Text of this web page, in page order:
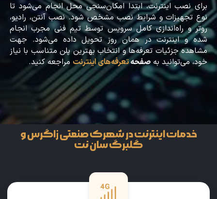
برای نصب اینترنت، ابتدا امکان‌سنجی محل انجام می‌شود تا
نوع تجهیزات و شرایط نصب مشخص شود. نصب آنتن، رادیو،
روتر و راه‌اندازی کامل سرویس توسط تیم فنی مجرب انجام
شده و اینترنت در همان روز تحویل داده می‌شود. جهت
مشاهده جزئیات تعرفه‌ها و انتخاب بهترین پلن متناسب با نیاز
خود، می‌توانید بهصفحهتعرفه‌های اینترنت مراجعه کنید.
خدمات اینترنت در شهرک صنعتی زاگرس و
گلبرگ سان نت